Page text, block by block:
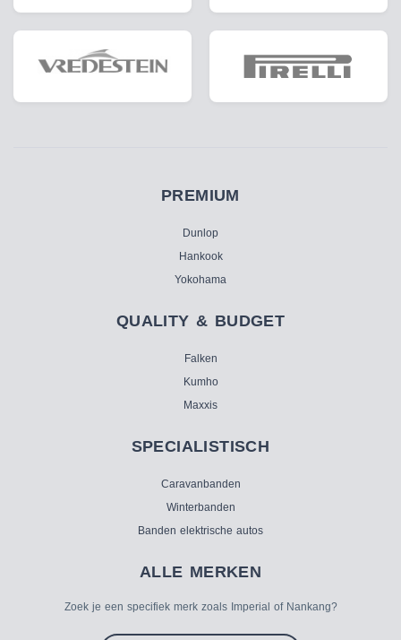
PREMIUM
Dunlop
Hankook
Yokohama
QUALITY & BUDGET
Falken
Kumho
Maxxis
SPECIALISTISCH
Caravanbanden
Winterbanden
Banden elektrische autos
ALLE MERKEN
Zoek je een specifiek merk zoals Imperial of Nankang?